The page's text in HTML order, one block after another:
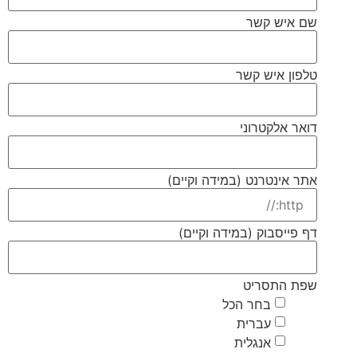
שם איש קשר
טלפון איש קשר
דואר אלקטרוני
אתר אינטרנט (במידה וקיים)
דף פייסבוק (במידה וקיים)
שפת התסריט
בחר הכל
עברית
אנגלית